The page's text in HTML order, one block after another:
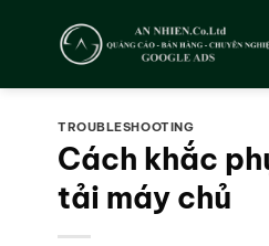
dung
TROUBLESHOOTING
Cách khắc
tải máy chủ